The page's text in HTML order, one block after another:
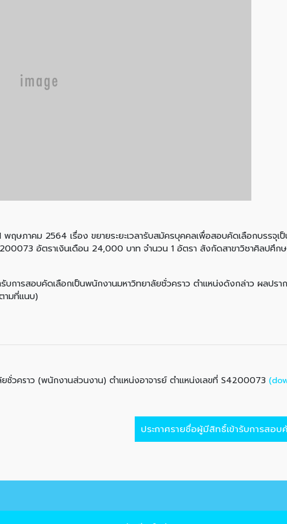
คม 2564 เรื่อง ขยายระยะเวลารับสมัครบุคคลเพื่อสอบคัดเลือกบรรจุเ
อัตราเงินเดือน 24,000 บาท จำนวน 1 อัตรา สังกัดสาขาวิชาศิลปศึก
บคัดเลือกเป็นพนักงานมหาวิทยาลัยชั่วคราว ตำแหน่งดังกล่าว ผลปรา
ามที่แนบ)
ชั่วคราว (พนักงานส่วนงาน) ตำแหน่งอาจารย์ ตำแหน่งเลขที่ S4200073
ประกาศรายชื่อผู้มีสิทธิ์เข้ารับการสอบ